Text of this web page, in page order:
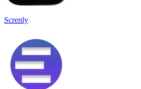
Screnly